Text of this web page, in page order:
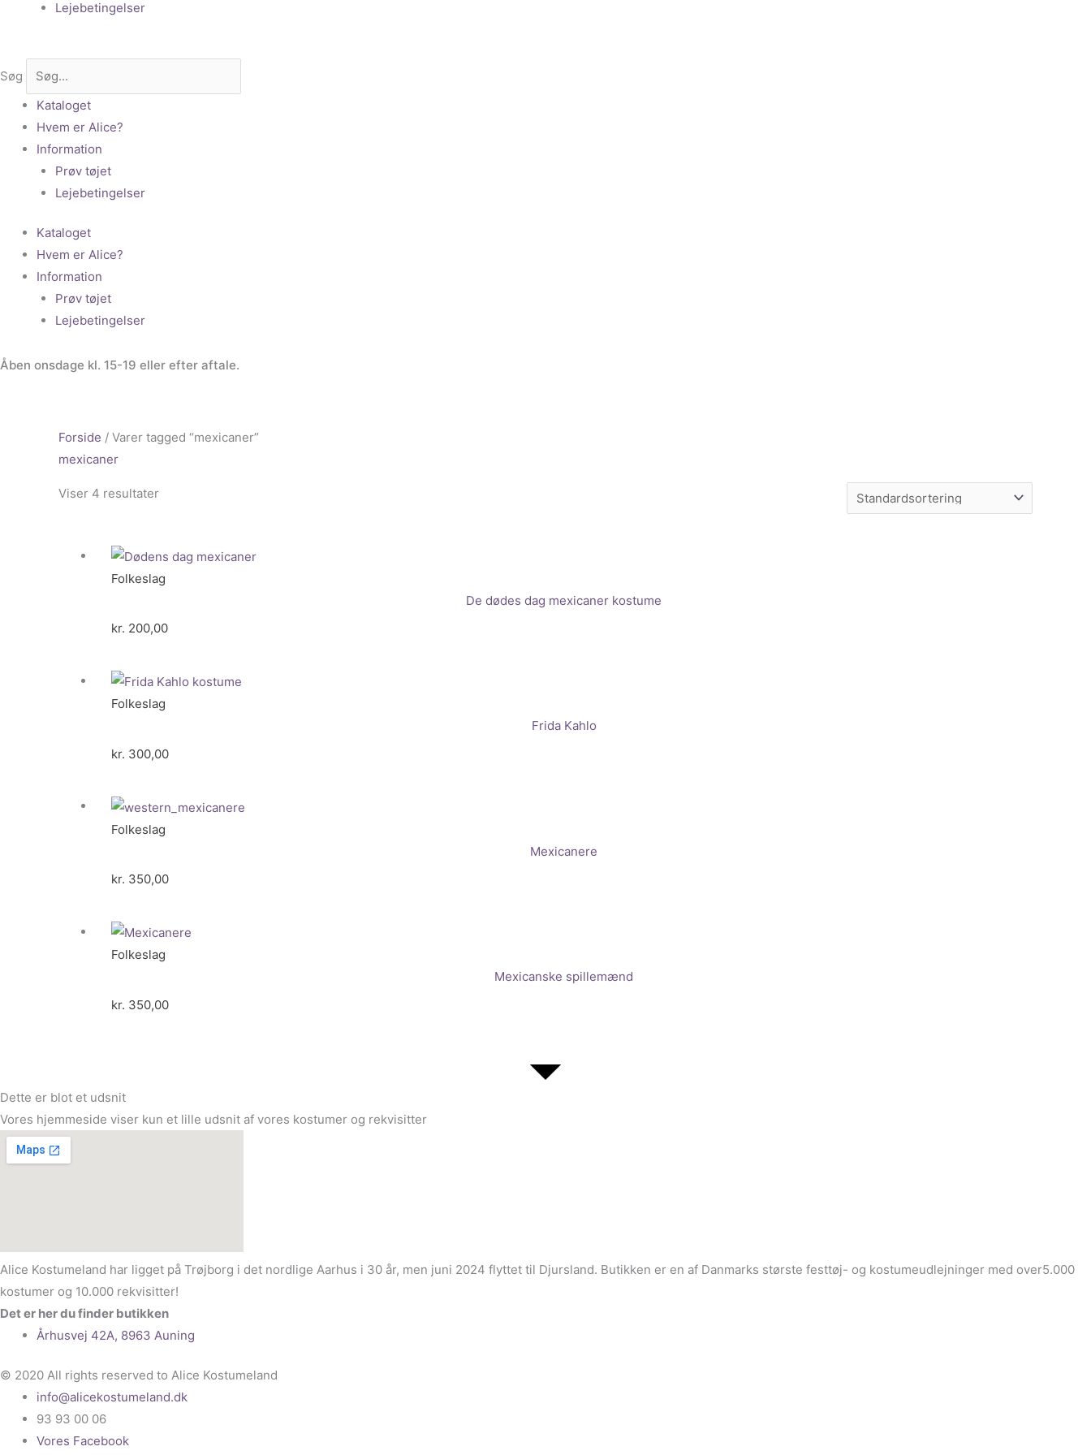
Lejebetingelser
Søg
Kataloget
Hvem er Alice?
Information
Prøv tøjet
Lejebetingelser
Kataloget
Hvem er Alice?
Information
Prøv tøjet
Lejebetingelser
Åben onsdage kl. 15-19 eller efter aftale.
Forside / Varer tagged “mexicaner”
mexicaner
Viser 4 resultater
Folkeslag
De dødes dag mexicaner kostume
kr. 200,00
Folkeslag
Frida Kahlo
kr. 300,00
Folkeslag
Mexicanere
kr. 350,00
Folkeslag
Mexicanske spillemænd
kr. 350,00
Dette er blot et udsnit
Vores hjemmeside viser kun et lille udsnit af vores kostumer og rekvisitter
Alice Kostumeland har ligget på Trøjborg i det nordlige Aarhus i 30 år, men juni 2024 flyttet til Djursland. Butikken er en af Danmarks største festtøj- og kostumeudlejninger med over5.000
kostumer og 10.000 rekvisitter!
Det er her du finder butikken
Århusvej 42A, 8963 Auning
© 2020 All rights reserved to Alice Kostumeland
info@alicekostumeland.dk
93 93 00 06
Vores Facebook